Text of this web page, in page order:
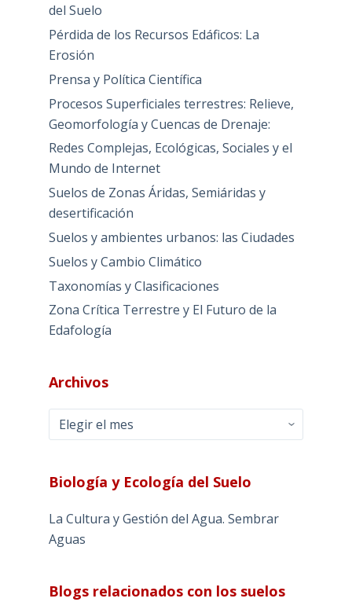
del Suelo
Pérdida de los Recursos Edáficos: La
Erosión
Prensa y Política Científica
Procesos Superficiales terrestres: Relieve,
Geomorfología y Cuencas de Drenaje:
Redes Complejas, Ecológicas, Sociales y el
Mundo de Internet
Suelos de Zonas Áridas, Semiáridas y
desertificación
Suelos y ambientes urbanos: las Ciudades
Suelos y Cambio Climático
Taxonomías y Clasificaciones
Zona Crítica Terrestre y El Futuro de la
Edafología
Archivos
Archivos
Biología y Ecología del Suelo
La Cultura y Gestión del Agua. Sembrar
Aguas
Blogs relacionados con los suelos